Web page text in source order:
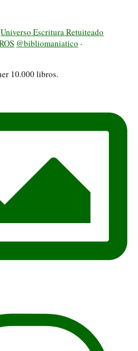
Universo Escritura Retuiteado
@bibliomaniatico ·
10.000 libros.